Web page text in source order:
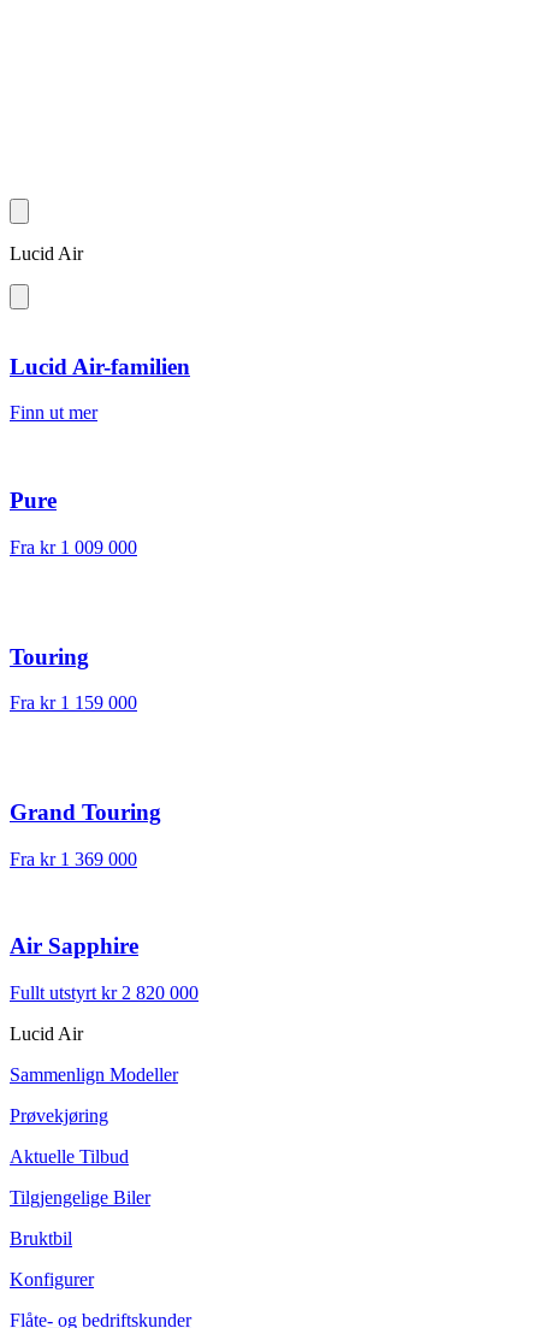
Lucid Air
Lucid Air-familien
Finn ut mer
Pure
Fra kr 1 009 000
Touring
Fra kr 1 159 000
Grand Touring
Fra kr 1 369 000
Air Sapphire
Fullt utstyrt kr 2 820 000
Lucid Air
Sammenlign Modeller
Prøvekjøring
Aktuelle Tilbud
Tilgjengelige Biler
Bruktbil
Konfigurer
Flåte- og bedriftskunder